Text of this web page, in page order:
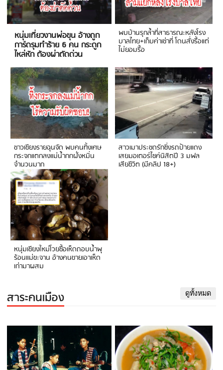
หนุ่มเที่ยวงานพ่อขุน อ้างถูก
การ์ดรุมทำร้าย 6 คน กระดูก
ไหล่หัก ต้องผ่าตัดด่วน
พบบ้านรุกล้ำที่สาธารณะหลังโรง
บาลไทย+เก็บค่าเช่าที่ โดนสั่งรื้อแต่
ไม่ยอมรื้อ
ชาวเชียงรายฉุนจัด พบคนทิ้งเศษ
กระจกแตกลงแม่น้ำกกฝั่งหมิ่น
จำนวนมาก
สาวเมาประชดรักซิ่งรถป้ายแดง
เสยมอเตอร์ไซค์นิสิตปี 3 มฟล
เสียชีวิต (มีคลิป 18+)
หนุ่มเชียงใหม่โวยซื้อเห็ดถอบน้ำพุ
ร้อนแม่ขะจาน อ้างคนขายเอาเห็ด
เก่ามาผสม
สาระคนเมือง ดูทั้งหมด